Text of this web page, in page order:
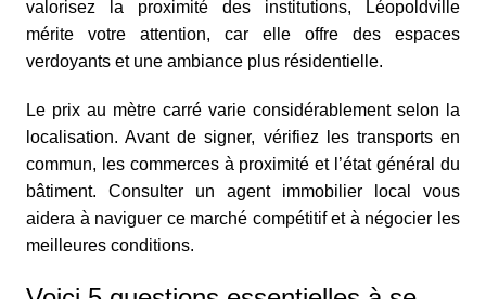
valorisez la proximité des institutions, Léopoldville
mérite votre attention, car elle offre des espaces
verdoyants et une ambiance plus résidentielle.
Le prix au mètre carré varie considérablement selon la
localisation. Avant de signer, vérifiez les transports en
commun, les commerces à proximité et l’état général du
bâtiment. Consulter un agent immobilier local vous
aidera à naviguer ce marché compétitif et à négocier les
meilleures conditions.